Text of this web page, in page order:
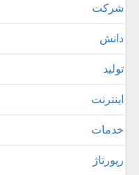
شركت
دانش
تولید
اینترنت
خدمات
رپورتاژ